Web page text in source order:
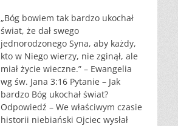
„Bóg bowiem tak bardzo ukochał
świat, że dał swego
jednorodzonego Syna, aby każdy,
kto w Niego wierzy, nie zginął, ale
miał życie wieczne.” – Ewangelia
wg św. Jana 3:16 Pytanie – Jak
bardzo Bóg ukochał świat?
Odpowiedź – We właściwym czasie
historii niebiański Ojciec wysłał